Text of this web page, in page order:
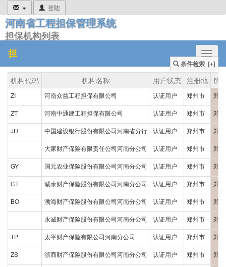
登陆
河南省工程担保管理系统
担保机构列表
担
条件检索 [+]
机构代码 机构名称 用户状态 注册地 所
ZI 河南众益工程担保有限公司 认证用户 郑州市 郑
ZT 河南中通建工程担保有限公司 认证用户 郑州市 郑
JH 中国建设银行股份有限公司河南省分行 认证用户 郑州市 郑
大家财产保险有限责任公司河南分公司 认证用户 郑州市 郑
GY 国元农业保险股份有限公司河南分公司 认证用户 郑州市 郑
CT 诚泰财产保险股份有限公司河南分公司 认证用户 郑州市 郑
BO 渤海财产保险股份有限公司河南分公司 认证用户 郑州市 郑
永诚财产保险股份有限公司河南分公司 认证用户 郑州市 郑
TP 太平财产保险有限公司河南分公司 认证用户 郑州市 郑
ZS 浙商财产保险股份有限公司河南分公司 认证用户 郑州市 郑